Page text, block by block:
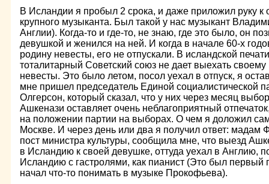
В Исландии я пробыл 2 срока, и даже приложил руку
крупного музыканта. Был такой у нас музыкант
Англии). Когда-то и где-то, не знаю, где это было, он
девушкой и женился на ней. И когда в начале 60-х
родину невесты, его не отпускали. В исландской
тоталитарный Советский союз не дает выехать
невесты. Это было летом, посол уехал в отпуск, я
мне пришел председатель Единой социалистической
Олгерсон, который сказал, что у них через месяц
Ашкенази оставляет очень неблагоприятный
на положении партии на выборах. О чем я доложил
Москве. И через день или два я получил ответ: мадам
пост министра культуры, сообщила мне, что выезд
в Исландию к своей девушке, оттуда уехал в Англию,
Исландию с гастролями, как пианист (Это был первый
начал что-то понимать в музыке Прокофьева).